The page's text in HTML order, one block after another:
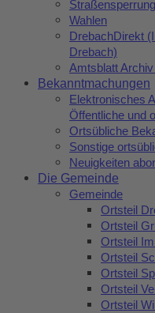
Straßensperrung
Wahlen
DrebachDirekt
Drebach)
Amtsblatt
Bekanntmachungen
Elektronisches
Öffentliche und
Ortsübliche
Sonstige
Neuigkeiten
Die Gemeinde
Gemeinde
Ortsteil
Ortsteil
Ortsteil
Ortsteil
Ortsteil
Ortsteil
Ortsteil